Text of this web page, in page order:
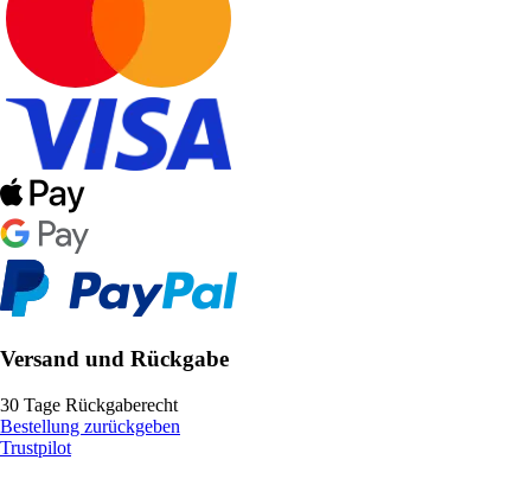
Versand und Rückgabe
30 Tage Rückgaberecht
Bestellung zurückgeben
Trustpilot